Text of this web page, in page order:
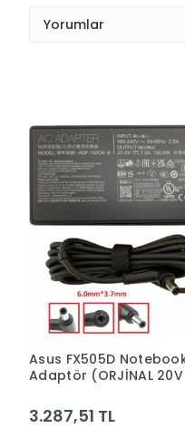
Yorumlar
Asus FX505D
Adaptör (ORJİNAL 20V
3.287,51 TL